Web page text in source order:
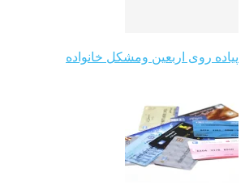
پیاده روی اربعین ومشکل خانواده